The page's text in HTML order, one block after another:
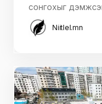
сонгохыг
Niitlel.mn